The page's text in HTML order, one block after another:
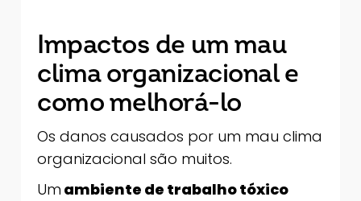
Impactos de um mau
clima organizacional e
como melhorá-lo
Os danos causados por um mau clima
organizacional são muitos.
Um ambiente de trabalho tóxico